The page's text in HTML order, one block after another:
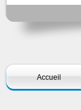
Accueil